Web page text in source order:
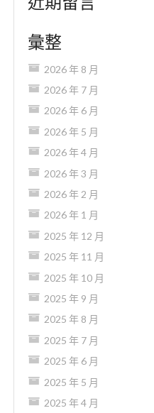
彙整
2026 年 8 月
2026 年 7 月
2026 年 6 月
2026 年 5 月
2026 年 4 月
2026 年 3 月
2026 年 2 月
2026 年 1 月
2025 年 12 月
2025 年 11 月
2025 年 10 月
2025 年 9 月
2025 年 8 月
2025 年 7 月
2025 年 6 月
2025 年 5 月
2025 年 4 月